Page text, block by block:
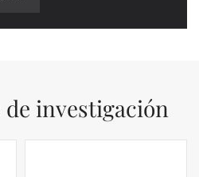
investigación